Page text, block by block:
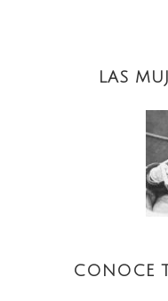
LAS
CONOCE